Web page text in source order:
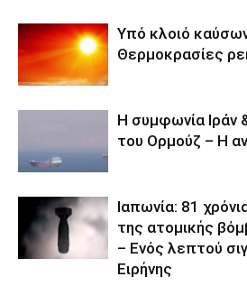
Υπό κλοιό
Θερμοκρασίες
Η συμφωνία Ιράν
του Ορμούζ – Η
Ιαπωνία: 81
της ατομικής
– Ενός λεπτού
Ειρήνης